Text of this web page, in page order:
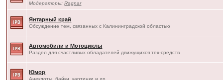
Модераторы:Ragnar
Янтарный край
Обсуждение тем, связанных с Калининградской областью
Автомобили и Мотоциклы
Раздел для счастливых обладателей движущихся тех-средств
Юмор
Анекдоты, байки, картинки и др.